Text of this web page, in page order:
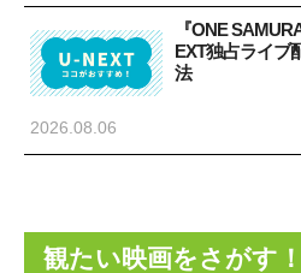
『ONE
EXT独占ライブ
法
2026.08.06
観たい映画をさがす！